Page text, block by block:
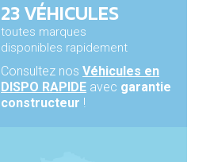
23 VÉHICULES
toutes marques
disponibles rapidement
Consultez nosVéhicules en
DISPO RAPIDE avec garantie
constructeur !